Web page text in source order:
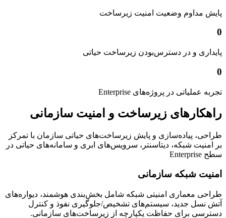
پایش مداوم وضعیت امنیت زیرساخت
0
پایداری و در دسترس‌بودن زیرساخت حیاتی
0
تجربه عملیاتی در پروژه‌های Enterprise
راهکارهای زیرساخت و امنیت سازمانی
طراحی، پیاده‌سازی و پایش زیرساخت‌های حیاتی سازمان با تمرکز
بر امنیت شبکه، دیتاسنتر، سرویس‌های ابری و سامانه‌های حیاتی در
سطح Enterprise
امنیت شبکه سازمانی
طراحی معماری امنیتی شبکه شامل بخش‌بندی هوشمند، دیواره‌های
آتش نسل جدید، سیستم‌های تشخیص/جلوگیری نفوذ و کنترل
دسترسی برای حفاظت یکپارچه از زیرساخت‌های سازمانی.